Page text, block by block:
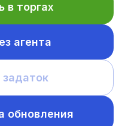
в торгах
агента
обновления